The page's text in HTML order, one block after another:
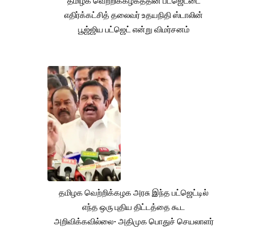
எதிர்க்கட்சித் தலைவர் உதயநிதி ஸ்டாலின்
பூஜ்ஜிய பட்ஜெட் என்று விமர்சனம்
தமிழக வெற்றிக்கழக அரசு இந்த பட்ஜெட்டில்
எந்த ஒரு புதிய திட்டத்தை கூட
அறிவிக்கவில்லை- அதிமுக பொதுச் செயலாளர்